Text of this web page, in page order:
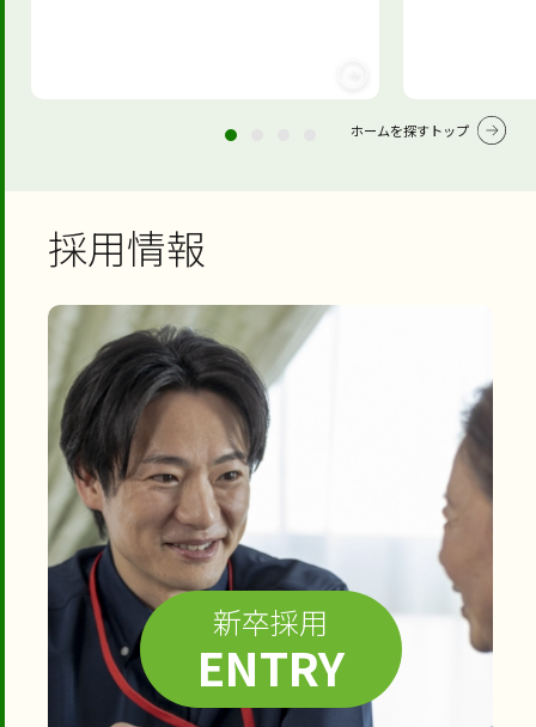
ホームを探すトップ
採用情報
新卒採用
ENTRY